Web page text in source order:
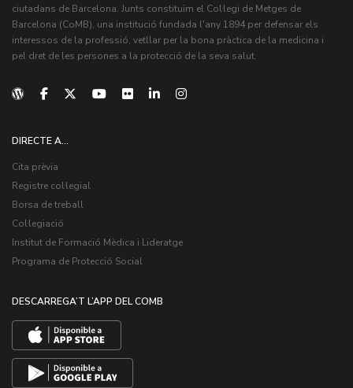
ciutadans de Barcelona. Junts constituïm el Col·legi de Metges de
Barcelona (CoMB), una institució fundada l'any 1894 per defensar els
interessos de la professió, vetllar per la bona pràctica de la medicina i
pel dret de les persones a la protecció de la seva salut.
DIRECTE A...
Cita prèvia
Registre col·legial
Borsa de treball
Col·legiació
Institut de Formació Mèdica i Lideratge
Programa de Protecció Social
DESCARREGA’T L’APP DEL COMB